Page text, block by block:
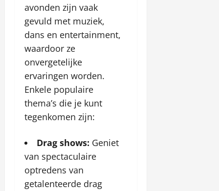
avonden zijn vaak
gevuld met muziek,
dans en entertainment,
waardoor ze
onvergetelijke
ervaringen worden.
Enkele populaire
thema’s die je kunt
tegenkomen zijn:
Drag shows: Geniet
van spectaculaire
optredens van
getalenteerde drag